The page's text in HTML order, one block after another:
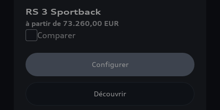
RS 3 Sportback
à partir de 73.260,00 EUR
Comparer
Configurer
Découvrir